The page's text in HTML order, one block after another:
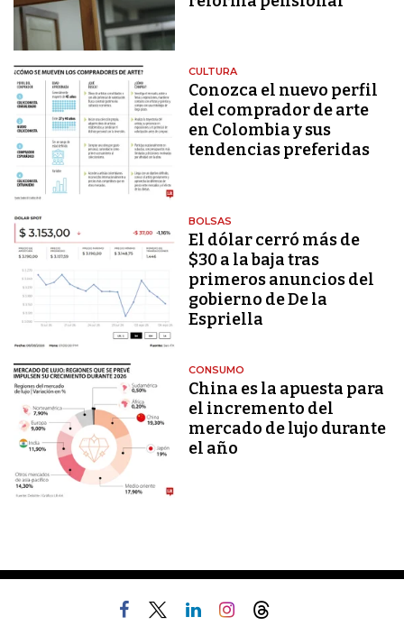
CULTURA
Conozca el nuevo perfil
del comprador de arte
en Colombia y sus
tendencias preferidas
BOLSAS
El dólar cerró más de
$30 a la baja tras
primeros anuncios del
gobierno de De la
Espriella
CONSUMO
China es la apuesta para
el incremento del
mercado de lujo durante
el año